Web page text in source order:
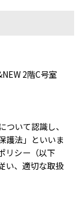
2階C号室
いて認識し、
護法」といいま
リシー（以下
い、適切な取扱